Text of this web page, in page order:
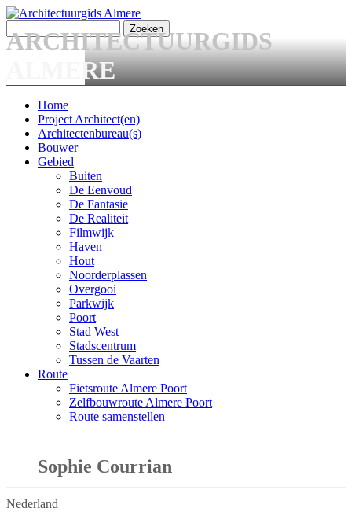
Overslaan en naar de algemene inhoud gaan
Zoekveld
ARCHITECTUURGIDS
ALMERE
Main menu
Home
Project Architect(en)
Architectenbureau(s)
Bouwer
Gebied
Buiten
De Eenvoud
De Fantasie
De Realiteit
Filmwijk
Haven
Hout
Noorderplassen
Overgooi
Parkwijk
Poort
Stad West
Stadscentrum
Tussen de Vaarten
Route
Fietsroute Almere Poort
Zelfbouwroute Almere Poort
Route samenstellen
Sophie Courrian
Nederland